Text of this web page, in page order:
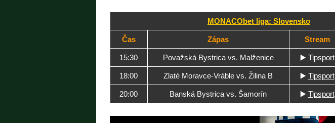
MONACObet liga: Slovensko
Čas Zápas Stream
15:30 Považská Bystrica vs. Malženice ▶️ Tipsport
18:00 Zlaté Moravce-Vráble vs. Žilina B ▶️ Tipsport
20:00 Banská Bystrica vs. Šamorín ▶️ Tipsport